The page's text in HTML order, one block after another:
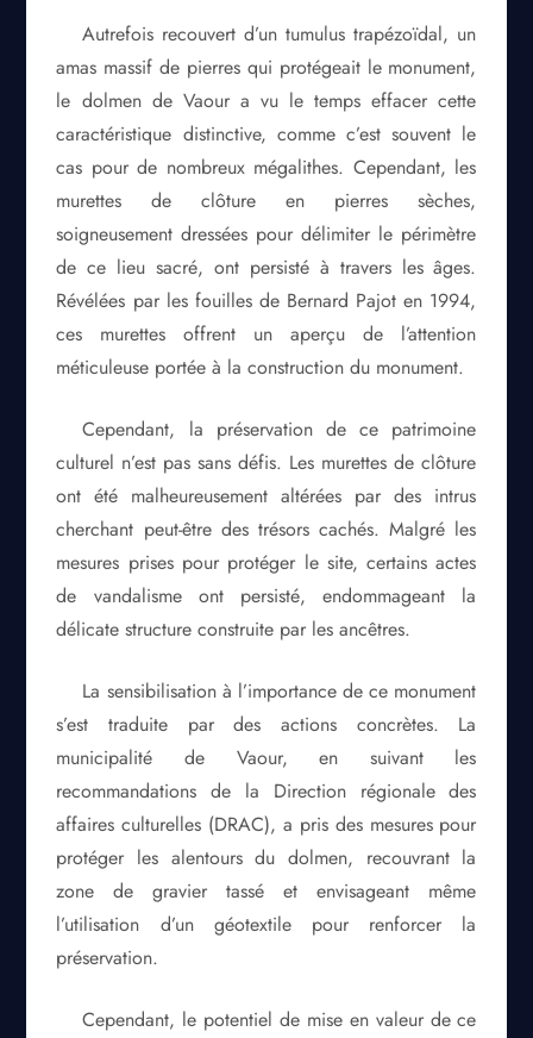
Autrefois recouvert d’un tumulus trapézoïdal, un
amas massif de pierres qui protégeait le monument,
le dolmen de Vaour a vu le temps effacer cette
caractéristique distinctive, comme c’est souvent le
cas pour de nombreux mégalithes. Cependant, les
murettes de clôture en pierres sèches,
soigneusement dressées pour délimiter le périmètre
de ce lieu sacré, ont persisté à travers les âges.
Révélées par les fouilles de Bernard Pajot en 1994,
ces murettes offrent un aperçu de l’attention
méticuleuse portée à la construction du monument.
Cependant, la préservation de ce patrimoine
culturel n’est pas sans défis. Les murettes de clôture
ont été malheureusement altérées par des intrus
cherchant peut-être des trésors cachés. Malgré les
mesures prises pour protéger le site, certains actes
de vandalisme ont persisté, endommageant la
délicate structure construite par les ancêtres.
La sensibilisation à l’importance de ce monument
s’est traduite par des actions concrètes. La
municipalité de Vaour, en suivant les
recommandations de la Direction régionale des
affaires culturelles (DRAC), a pris des mesures pour
protéger les alentours du dolmen, recouvrant la
zone de gravier tassé et envisageant même
l’utilisation d’un géotextile pour renforcer la
préservation.
Cependant, le potentiel de mise en valeur de ce